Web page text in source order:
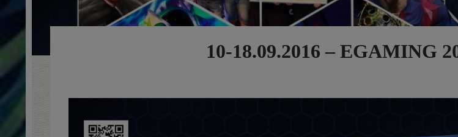
10-18.09.2016 – EGAMING